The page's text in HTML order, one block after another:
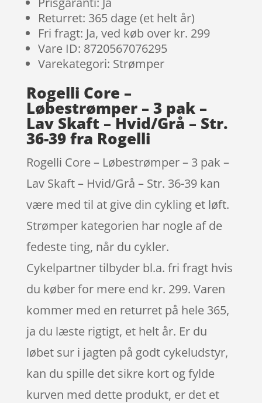
Returret: 365 dage (et helt år)
Fri fragt: Ja, ved køb over kr. 299
Vare ID: 8720567076295
Varekategori: Strømper
Rogelli Core –
Løbestrømper – 3 pak –
Lav Skaft – Hvid/Grå – Str.
36-39 fra Rogelli
Rogelli Core – Løbestrømper – 3 pak –
Lav Skaft – Hvid/Grå – Str. 36-39 kan
være med til at give din cykling et løft.
Strømper kategorien har nogle af de
fedeste ting, når du cykler.
Cykelpartner tilbyder bl.a. fri fragt hvis
du køber for mere end kr. 299. Varen
kommer med en returret på hele 365,
ja du læste rigtigt, et helt år. Er du
løbet sur i jagten på godt cykeludstyr,
kan du spille det sikre kort og fylde
kurven med dette produkt, er det et